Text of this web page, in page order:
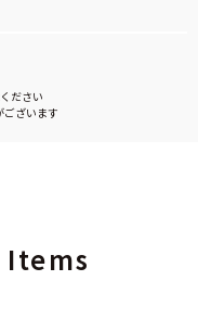
ださい
ざいます
Items